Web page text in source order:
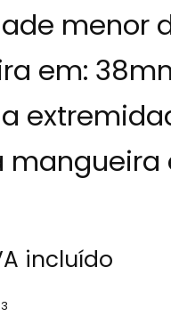
menor
em:
mangueira
incluído